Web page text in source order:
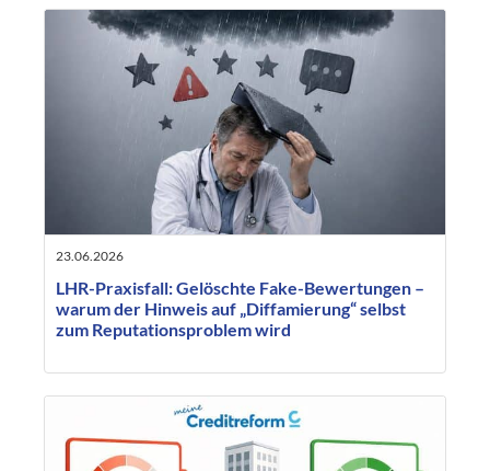
23.06.2026
LHR-Praxisfall: Gelöschte Fake-Bewertungen –
warum der Hinweis auf „Diffamierung“ selbst
zum Reputationsproblem wird